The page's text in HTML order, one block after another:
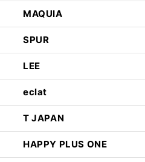
MAQUIA
SPUR
LEE
eclat
T JAPAN
HAPPY PLUS ONE